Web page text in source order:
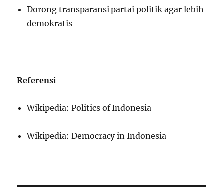
Dorong transparansi partai politik agar lebih
demokratis
Referensi
Wikipedia: Politics of Indonesia
Wikipedia: Democracy in Indonesia